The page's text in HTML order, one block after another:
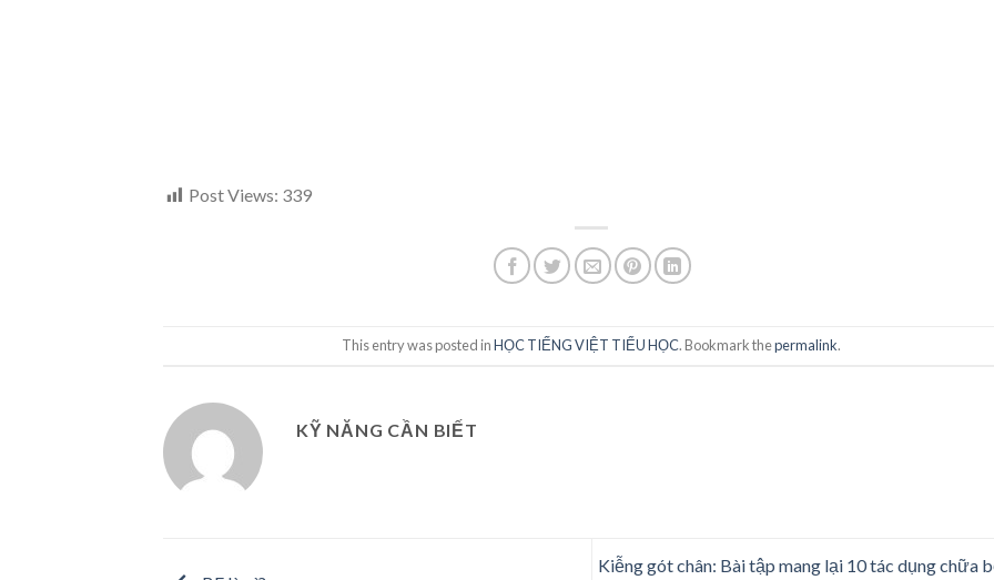
Post Views: 339
This entry was posted inHỌC TIẾNG VIỆT TIỂU HỌC. Bookmark thepermalink.
KỸ NĂNG CẦN BIẾT
Kiễng gót chân: Bài tập mang lại 10 tác dụng chữa